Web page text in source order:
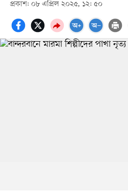
প্রকাশ: ০৮ এপ্রিল ২০২৫, ১২: ৫০